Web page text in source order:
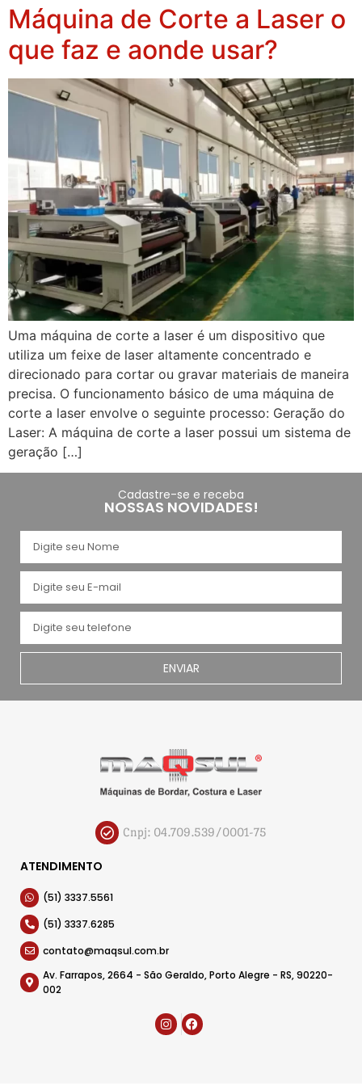
Máquina de Corte a Laser o
que faz e aonde usar?
Uma máquina de corte a laser é um dispositivo que
utiliza um feixe de laser altamente concentrado e
direcionado para cortar ou gravar materiais de maneira
precisa. O funcionamento básico de uma máquina de
corte a laser envolve o seguinte processo: Geração do
Laser: A máquina de corte a laser possui um sistema de
geração […]
Cadastre-se e receba
NOSSAS NOVIDADES!
ENVIAR
Cnpj: 04.709.539/0001-75
ATENDIMENTO
(51) 3337.5561
(51) 3337.6285
contato@maqsul.com.br
Av. Farrapos, 2664 - São Geraldo, Porto Alegre - RS, 90220-
002